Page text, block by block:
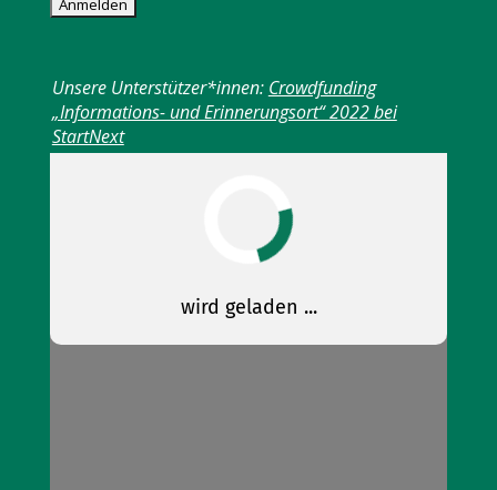
Unsere Unterstützer*innen: Crowdfunding
„Informations- und Erinnerungsort“ 2022 bei
StartNext